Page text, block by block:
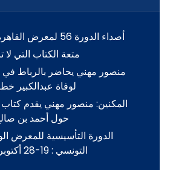
أصداء الدورة 56 لمعرض القاهرة الدولي للكتاب
متعة الكتاب التي لا
منصور مهني يحاضر بالرباط في
لوفاة عبدالكبير
المكنين: منصور مهني يقدم
حول أحمد بن
الدورة التأسيسية للمعرض
التونسي : 19-28 أكتوبر 2018